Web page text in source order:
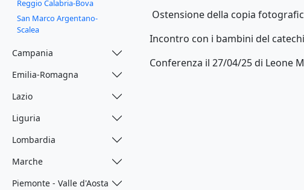
Reggio Calabria-Bova
San Marco Argentano-
Scalea
Campania
Emilia-Romagna
Lazio
Liguria
Lombardia
Marche
Piemonte - Valle d'Aosta
Ostensione della copia
Incontro con i bambini del
Conferenza il 27/04/25 di Leone